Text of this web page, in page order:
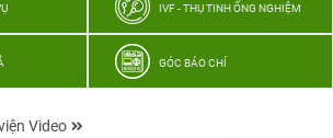
IVF - THỤ TINH ỐNG NGHIỆM
GÓC BÁO CHÍ
Video